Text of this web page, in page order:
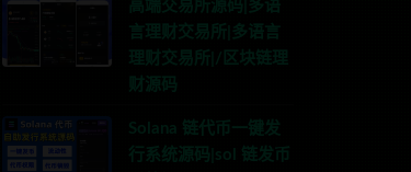
高端交易所源码|多语
言理财交易所|多语言
理财交易所|/区块链理
财源码
Solana 链代币一键发
行系统源码|sol 链发币